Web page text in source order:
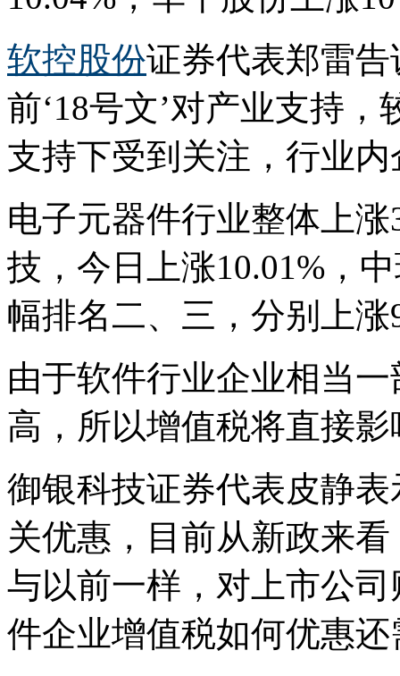
软控股份证券代表郑雷
前‘18号文’对产业支持
支持下受到关注，行业
电子元器件行业整体上
技，今日上涨10.01%，
幅排名二、三，分别上涨
由于软件行业企业相当
高，所以增值税将直接
御银科技证券代表皮静
关优惠，目前从新政来
与以前一样，对上市公
件企业增值税如何优惠